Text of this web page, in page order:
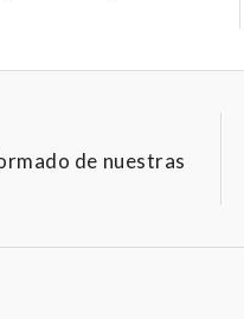
de nuestras